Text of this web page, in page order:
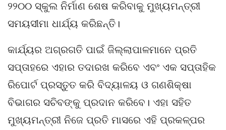
୨୨୦୦ ସ୍କୁଲ ନିର୍ମାଣ ଶେଷ କରିବାକୁ ମୁଖ୍ୟମନ୍ତ୍ରୀ
ସମୟସୀମା ଧାର୍ଯ୍ୟ କରିଛନ୍ତି।
କାର୍ଯ୍ୟର ଅଗ୍ରଗତି ପାଇଁ ଜିଲ୍ଲାପାଳମାନେ ପ୍ରତି
ସପ୍ତାହରେ ଏହାର ତଦାରଖ କରିବେ ଏବଂ ଏକ ସପ୍ତାହିକ
ରିପୋର୍ଟ ପ୍ରସ୍ତୁତ କରି ବିଦ୍ୟାଳୟ ଓ ଗଣଶିକ୍ଷା
ବିଭାଗର ସଚିବଙ୍କୁ ପ୍ରଦାନ କରିବେ। ଏହା ସହିତ
ମୁଖ୍ୟମନ୍ତ୍ରୀ ନିଜେ ପ୍ରତି ମାସରେ ଏହି ପ୍ରକଳ୍ପର